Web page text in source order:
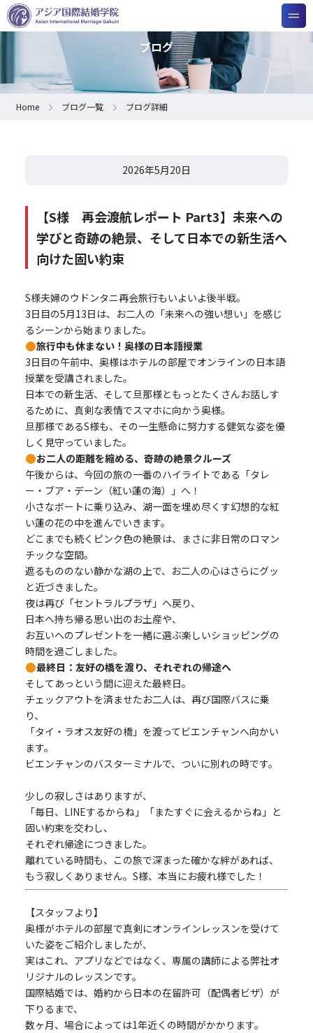
ブログ
Home ブログ一覧 ブログ詳細
2026年5月20日
【S様 再会渡航レポート Part3】未来への
学びと奇跡の絶景、そして日本での新生活へ
向けた固い約束
S様夫婦のウドンタニ再会旅行もいよいよ後半戦。
3日目の5月13日は、お二人の「未来への強い想い」を感じ
るシーンから始まりました。
旅行中も休まない！奥様の日本語授業
3日目の午前中、奥様はホテルの部屋でオンラインの日本語
授業を受講されました。
日本での新生活、そして旦那様ともっとたくさんお話しす
るために、真剣な表情でスマホに向かう奥様。
旦那様であるS様も、その一生懸命に努力する健気な姿を優
しく見守っていました。
お二人の距離を縮める、奇跡の絶景クルーズ
午後からは、今回の旅の一番のハイライトである「タレ
ー・ブア・デーン（紅い蓮の海）」へ！
小さなボートに乗り込み、湖一面を埋め尽くす幻想的な紅
い蓮の花の中を進んでいきます。
どこまでも続くピンク色の絶景は、まさに非日常のロマン
チックな空間。
遮るもののない静かな湖の上で、お二人の心はさらにグッ
と近づきました。
夜は再び「セントラルプラザ」へ戻り、
日本へ持ち帰る思い出のお土産や、
お互いへのプレゼントを一緒に選ぶ楽しいショッピングの
時間を過ごしました。
最終日：友好の橋を渡り、それぞれの帰途へ
そしてあっという間に迎えた最終日。
チェックアウトを済ませたお二人は、再び国際バスに乗
り、
「タイ・ラオス友好の橋」を渡ってビエンチャンへ向かい
ます。
ビエンチャンのバスターミナルで、ついに別れの時です。
少しの寂しさはありますが、
「毎日、LINEするからね」「またすぐに会えるからね」と
固い約束を交わし、
それぞれ帰途につきました。
離れている時間も、この旅で深まった確かな絆があれば、
もう寂しくありません。S様、本当にお疲れ様でした！
【スタッフより】
奥様がホテルの部屋で真剣にオンラインレッスンを受けて
いた姿をご紹介しましたが、
実はこれ、アプリなどではなく、専属の講師による弊社オ
リジナルのレッスンです。
国際結婚では、婚約から日本の在留許可（配偶者ビザ）が
下りるまで、
数ヶ月、場合によっては1年近くの時間がかかります。